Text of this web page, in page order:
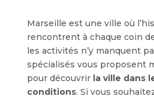
Marseille est une ville où
rencontrent à chaque coin
les activités n’y manquent
spécialisés vous proposent
pour découvrir la ville dans
conditions. Si vous